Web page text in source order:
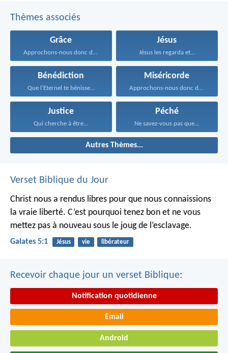
Thèmes associés
Grâce
Approchons-nous donc du trône...
Jésus
Jésus les regarda et...
Bénédiction
Que l’Eternel te bénisse...
Miséricorde
Approchons-nous donc du trône...
Justice
Qui cherche à être...
Péché
Ne savez-vous pas que...
Autres Thèmes...
Verset Biblique du Jour
Christ nous a rendus libres pour que nous connaissions
la vraie liberté. C’est pourquoi tenez bon et ne vous
mettez pas à nouveau sous le joug de l’esclavage.
Galates 5:1 Jésus vie libérateur
Recevoir chaque jour un verset Biblique:
Notification quotidienne
Email
Android